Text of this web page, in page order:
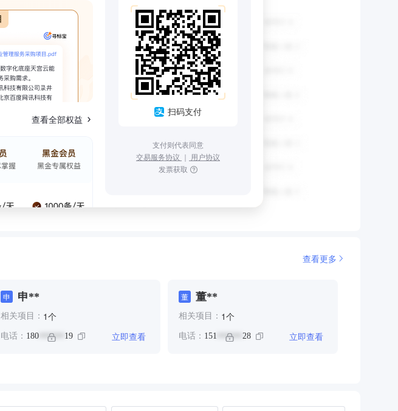
查看全部权益
扫码支付
支付则代表同意
交易服务协议 ｜ 用户协议
发票获取
查看更多
申 申**
相关项目： 1个
电话： 180 ****** 19 立即查看
董 董**
相关项目： 1个
电话： 151 ****** 28 立即查看